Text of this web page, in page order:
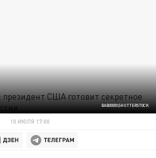
BABOOO0\SHUTTERSTOCK
10 ИЮЛЯ 17:00